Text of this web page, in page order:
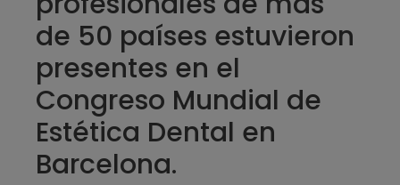
de 50 países estuvieron
presentes en el
Congreso Mundial de
Estética Dental en
Barcelona.